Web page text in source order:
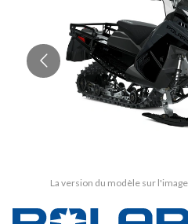
La version du modèle sur